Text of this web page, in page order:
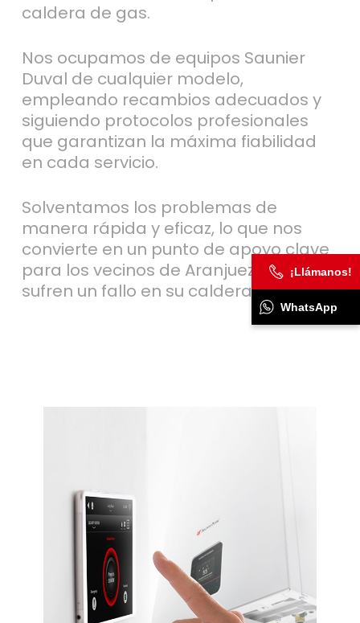
caldera de gas.
Nos ocupamos de equipos Saunier
Duval de cualquier modelo,
empleando recambios adecuados y
siguiendo protocolos profesionales
que garantizan la máxima fiabilidad
en cada servicio.
Solventamos los problemas de
manera rápida y eficaz, lo que nos
convierte en un punto de apoyo clave
para los vecinos de Aranjuez que
sufren un fallo en su caldera de gas.
¡Llámanos!
WhatsApp